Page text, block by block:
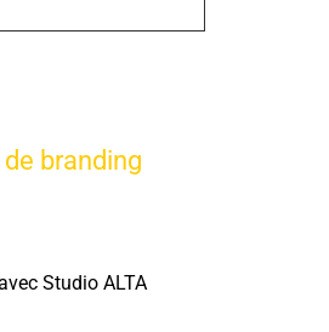
branding
Studio ALTA